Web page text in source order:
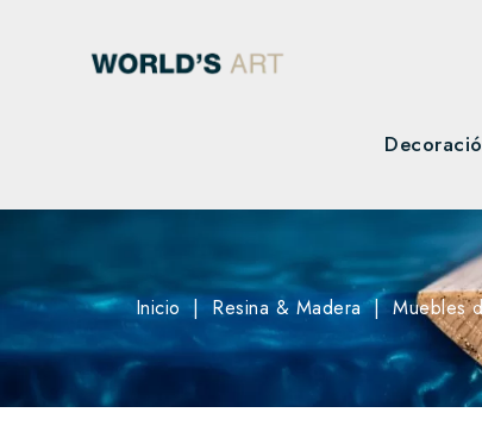
Inicio Resina & Madera Muebles